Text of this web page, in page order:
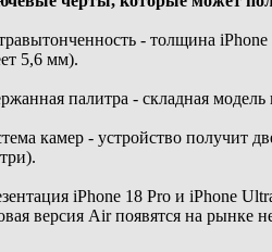
- толщина
5,6 мм).
палитра - складная
камер - устройство получит
iPhone 18 Pro и iPhone
версия Air появятся на рынке